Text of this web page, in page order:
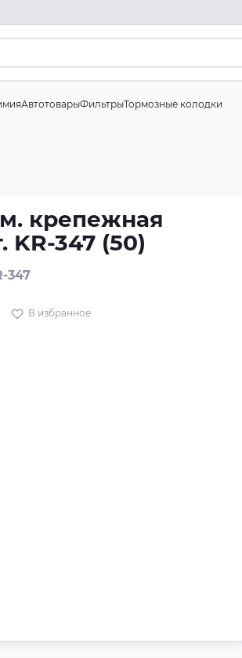
АвтотоварыФильтрыТормозные колодки
крепежная
KR-347 (50)
347
В избранное